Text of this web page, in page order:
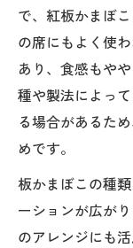
で、紅板かまぼ
の席にもよく使
あり、食感もや
種や製法によっ
る場合があるた
めです。
板かまぼこの種
ーションが広が
のアレンジにも